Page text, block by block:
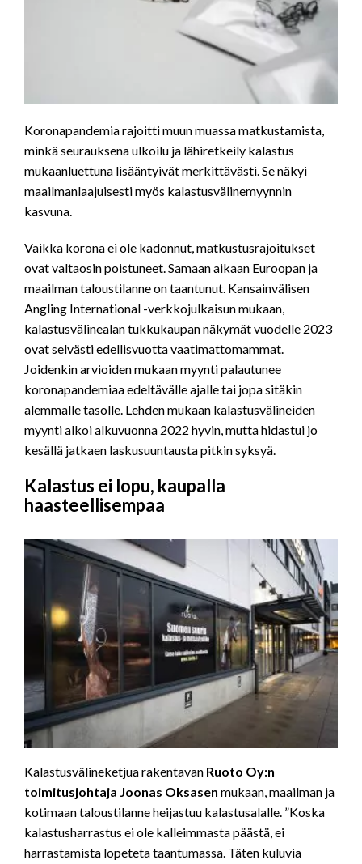
Koronapandemia rajoitti muun muassa matkustamista,
minkä seurauksena ulkoilu ja lähiretkeily kalastus
mukaanluettuna lisääntyivät merkittävästi. Se näkyi
maailmanlaajuisesti myös kalastusvälinemyynnin
kasvuna.
Vaikka korona ei ole kadonnut, matkustusrajoitukset
ovat valtaosin poistuneet. Samaan aikaan Euroopan ja
maailman taloustilanne on taantunut. Kansainvälisen
Angling International -verkkojulkaisun mukaan,
kalastusvälinealan tukkukaupan näkymät vuodelle 2023
ovat selvästi edellisvuotta vaatimattomammat.
Joidenkin arvioiden mukaan myynti palautunee
koronapandemiaa edeltävälle ajalle tai jopa sitäkin
alemmalle tasolle. Lehden mukaan kalastusvälineiden
myynti alkoi alkuvuonna 2022 hyvin, mutta hidastui jo
kesällä jatkaen laskusuuntausta pitkin syksyä.
Kalastus ei lopu, kaupalla
haasteellisempaa
Kalastusvälineketjua rakentavan Ruoto Oy:n
toimitusjohtaja Joonas Oksasen mukaan, maailman ja
kotimaan taloustilanne heijastuu kalastusalalle. ”Koska
kalastusharrastus ei ole kalleimmasta päästä, ei
harrastamista lopeteta taantumassa. Täten kuluvia